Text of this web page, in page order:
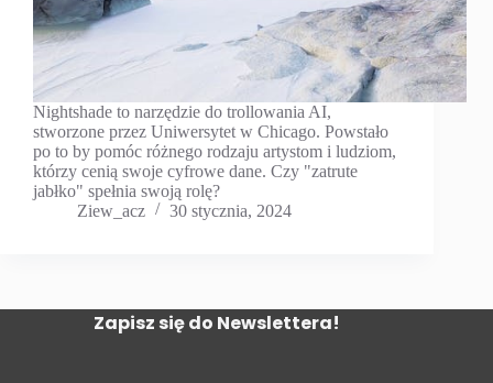
Nightshade to narzędzie do trollowania AI,
stworzone przez Uniwersytet w Chicago. Powstało
po to by pomóc różnego rodzaju artystom i ludziom,
którzy cenią swoje cyfrowe dane. Czy "zatrute
jabłko" spełnia swoją rolę?
Ziew_acz
30 stycznia, 2024
Zapisz się do Newslettera!